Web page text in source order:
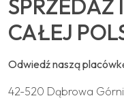
SPRZEDAŻ
CAŁEJ
Odwiedź naszą
42-520 Dąbrowa